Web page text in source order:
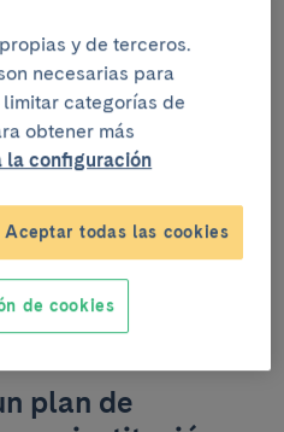
para
salud para redes
plan de
y de terceros.
necesarias para
categorías de
obtener más
la configuración
Aceptar todas las cookies
de cookies